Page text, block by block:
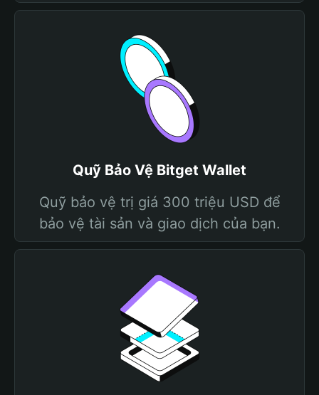
Quỹ Bảo Vệ Bitget Wallet
Quỹ bảo vệ trị giá 300 triệu USD để
bảo vệ tài sản và giao dịch của bạn.